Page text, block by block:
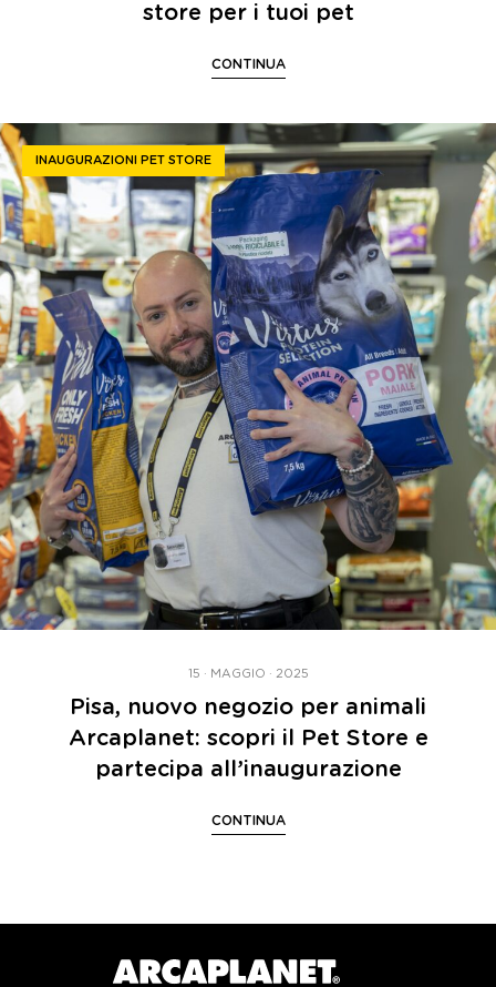
store per i tuoi pet
CONTINUA
INAUGURAZIONI PET STORE
15 · MAGGIO · 2025
Pisa, nuovo negozio per animali
Arcaplanet: scopri il Pet Store e
partecipa all’inaugurazione
CONTINUA